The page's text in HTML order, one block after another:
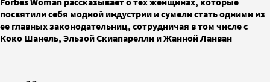
посвятили себя модной индустрии и сумели стать одними из
ее главных законодательниц, сотрудничая в том числе с
Коко Шанель, Эльзой Скиапарелли и Жанной Ланван